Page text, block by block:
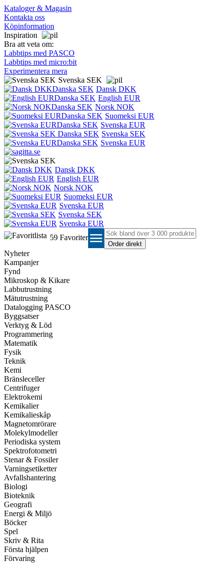
Kataloger & Magasin
Kontakta oss
Köpinformation
Inspiration
Bra att veta om:
Labbtips med PASCO
Labbtips med micro:bit
Experimentera mera
Svenska SEK
Dansk DKK
English EUR
Norsk NOK
Suomeksi EUR
Svenska EUR
Svenska SEK
Svenska EUR
Dansk DKK
English EUR
Norsk NOK
Suomeksi EUR
Svenska EUR
Svenska SEK
Svenska EUR
59 Favoriter menu
Nyheter
Kampanjer
Fynd
Mikroskop & Kikare
Labbutrustning
Mätutrustning
Datalogging PASCO
Byggsatser
Verktyg & Löd
Programmering
Matematik
Fysik
Teknik
Kemi
Bränsleceller
Centrifuger
Elektrokemi
Kemikalier
Kemikalieskåp
Magnetomrörare
Molekylmodeller
Periodiska system
Spektrofotometri
Stenar & Fossiler
Varningsetiketter
Avfallshantering
Biologi
Bioteknik
Geografi
Energi & Miljö
Böcker
Spel
Skriv & Rita
Första hjälpen
Förvaring